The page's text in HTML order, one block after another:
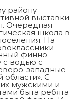
району
выставки
Очередная
школа в
На
финно-
с водью с
западные
С
мужскими и
быта ребята